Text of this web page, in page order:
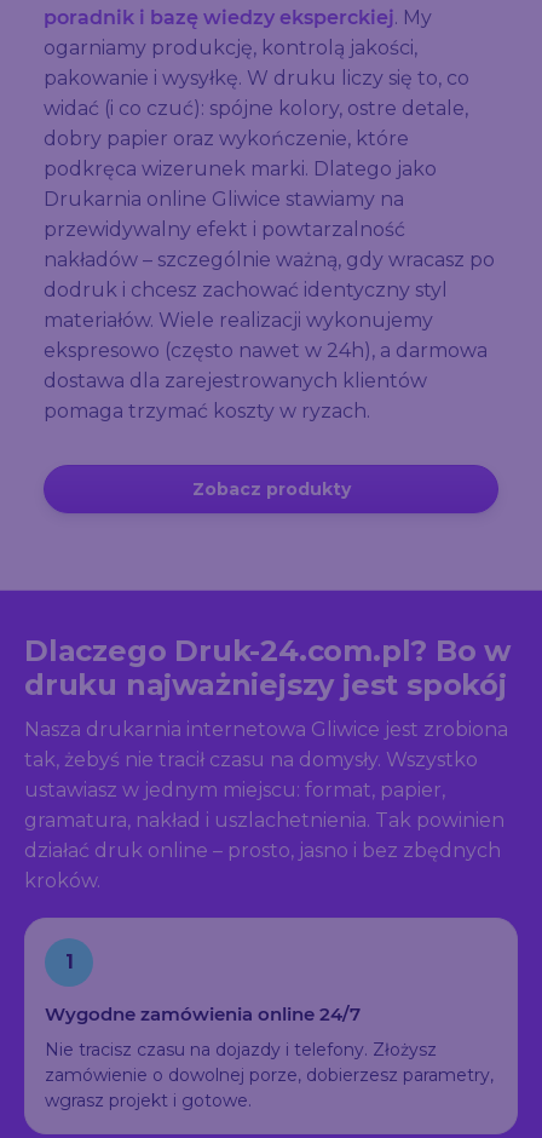
poradnik i bazę wiedzy eksperckiej. My
ogarniamy produkcję, kontrolą jakości,
pakowanie i wysyłkę. W druku liczy się to, co
widać (i co czuć): spójne kolory, ostre detale,
dobry papier oraz wykończenie, które
podkręca wizerunek marki. Dlatego jako
Drukarnia online Gliwice stawiamy na
przewidywalny efekt i powtarzalność
nakładów – szczególnie ważną, gdy wracasz po
dodruk i chcesz zachować identyczny styl
materiałów. Wiele realizacji wykonujemy
ekspresowo (często nawet w 24h), a darmowa
dostawa dla zarejestrowanych klientów
pomaga trzymać koszty w ryzach.
Zobacz produkty
Dlaczego Druk-24.com.pl? Bo w
druku najważniejszy jest spokój
Nasza drukarnia internetowa Gliwice jest zrobiona
tak, żebyś nie tracił czasu na domysły. Wszystko
ustawiasz w jednym miejscu: format, papier,
gramatura, nakład i uszlachetnienia. Tak powinien
działać druk online – prosto, jasno i bez zbędnych
kroków.
1
Wygodne zamówienia online 24/7
Nie tracisz czasu na dojazdy i telefony. Złożysz
zamówienie o dowolnej porze, dobierzesz parametry,
wgrasz projekt i gotowe.